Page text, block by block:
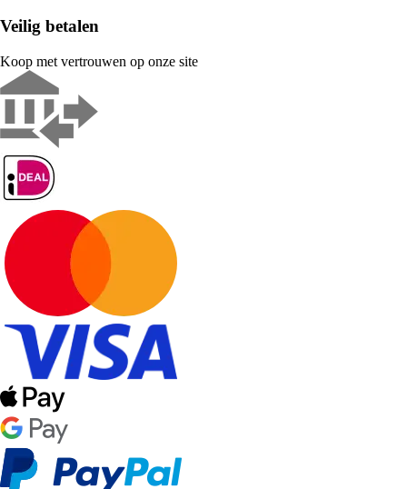
Veilig betalen
Koop met vertrouwen op onze site